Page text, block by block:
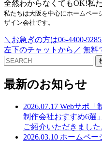
全然わからなくてもOK!私
私たちは大阪を中心にホームペー
ザイン会社です。
＼お急ぎの方は06-4400-
左下のチャットから／ 無料
最新のお知らせ
2026.07.17 Webサポ「
制作会社おすすめ6選
ご紹介いただきました
2026.03.10 ホームペー